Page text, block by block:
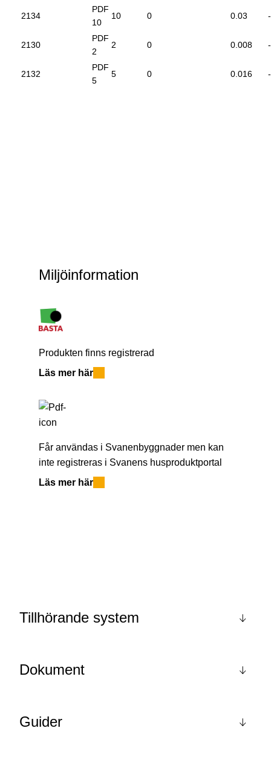
2134
PDF
10
10 0 0.03 -
2130
PDF
2
2 0 0.008 -
2132
PDF
5
5 0 0.016 -
Miljöinformation
Produkten finns registrerad
Läs mer här
Får användas i Svanenbyggnader men kan
inte registreras i Svanens husproduktportal
Läs mer här
Tillhörande system
Dokument
Guider